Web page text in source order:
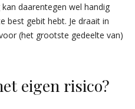
daarentegen wel handig
best gebit hebt. Je draait in
(het grootste gedeelte van)
eigen risico?